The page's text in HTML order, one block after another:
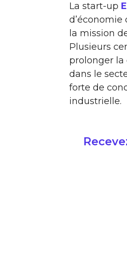
La start-up
la mission
Plusieurs
prolonger la
dans le
forte de
industrielle.